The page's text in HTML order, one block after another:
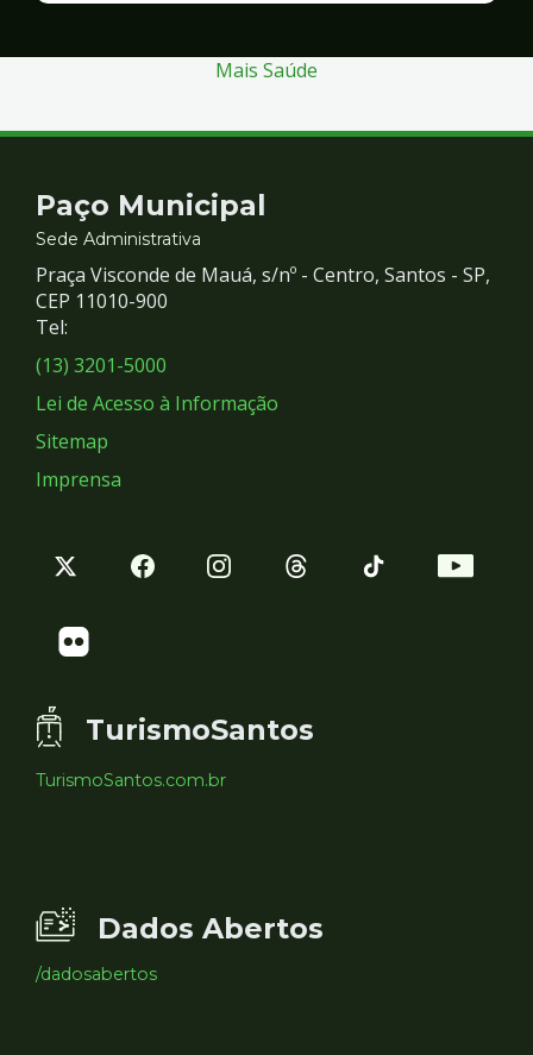
Segurança
Mais Saúde
Contato
e
Redes
Sociais
Paço Municipal
Sede Administrativa
Praça Visconde de Mauá, s/nº - Centro, Santos - SP,
CEP 11010-900
Tel:
(13) 3201-5000
Lei de Acesso à Informação
Sitemap
Imprensa
TurismoSantos
TurismoSantos.com.br
Dados Abertos
/dadosabertos